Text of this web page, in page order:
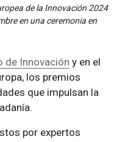
de la Innovación 2024
en una ceremonia en
de Innovación y en el
los premios
que impulsan la
por expertos